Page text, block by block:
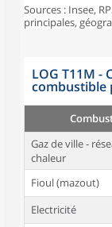
Sources : Insee,
principales,
LOG T11M -
combustible
Gaz de ville -
chaleur
Fioul (mazout)
Electricité